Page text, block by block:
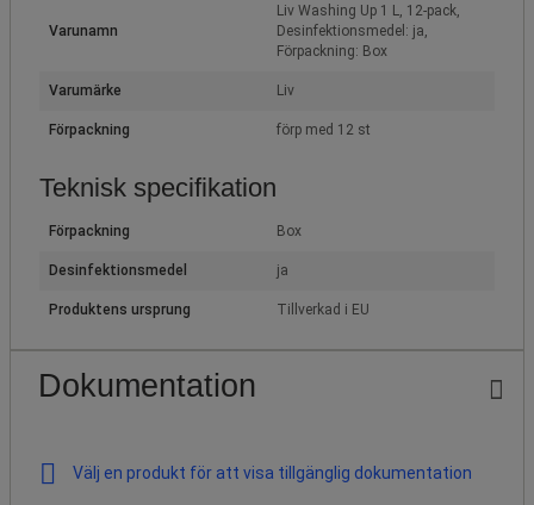
Varunamn
Liv Washing Up 1 L, 12-pack,
Desinfektionsmedel: ja,
Förpackning: Box
Varumärke Liv
Förpackning förp med 12 st
Teknisk specifikation
Förpackning Box
Desinfektionsmedel ja
Produktens ursprung Tillverkad i EU
Dokumentation
Välj en produkt för att visa tillgänglig dokumentation